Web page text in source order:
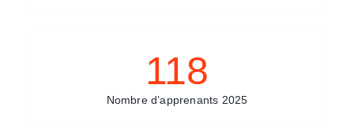
118
Nombre d’apprenants 2025